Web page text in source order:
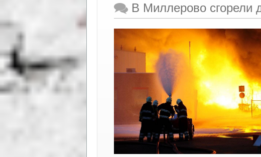
В Миллерово сгорели